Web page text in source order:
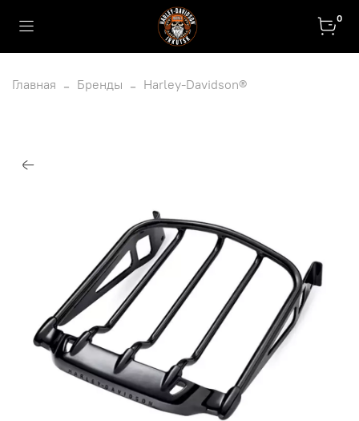
0
Главная Бренды Harley-Davidson®